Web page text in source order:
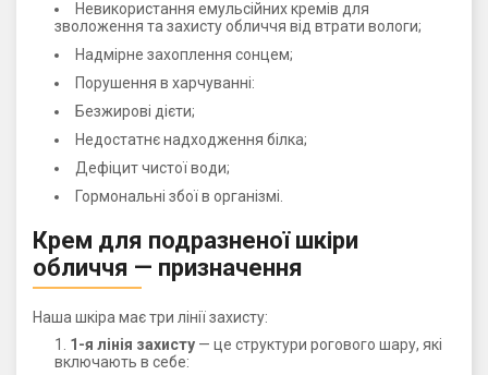
Невикористання емульсійних кремів для
зволоження та захисту обличчя від втрати вологи;
Надмірне захоплення сонцем;
Порушення в харчуванні:
Безжирові дієти;
Недостатнє надходження білка;
Дефіцит чистої води;
Гормональні збої в організмі.
Крем для подразненої шкіри
обличчя — призначення
Наша шкіра має три лінії захисту:
1-я лінія захисту — це структури рогового шару, які
включають в себе: